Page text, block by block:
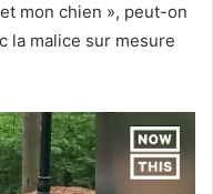
mon chien », peut-on
la malice sur mesure